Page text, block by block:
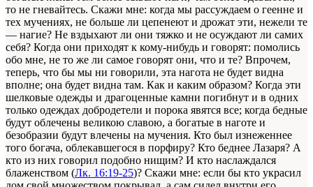
то не гневайтесь. Скажи мне: когда мы рассуждаем о геенне и
тех мучениях, не больше ли цепенеют и дрожат эти, нежели те
— нагие? Не вздыхают ли они тяжко и не осуждают ли самих
себя? Когда они приходят к кому-нибудь и говорят: помолись
обо мне, не то же ли самое говорят они, что и те? Впрочем,
теперь, что бы мы ни говорили, эта нагота не будет видна
вполне; она будет видна там. Как и каким образом? Когда эти
шелко­вые одежды и драгоценные камни погибнут и в одних
только одеждах добродетели и порока явятся все; когда бедные
бу­дут облечены великою славою, а богатые в наготе и
безобра­зии будут влечены на мучения. Кто был изнеженнее
того бо­гача, облекавшегося в порфиру? Кто беднее Лазаря? А
кто из них говорил подобно нищим? И кто наслаждался
блажен­ством (Лк. 16:19-25)? Скажи мне: если бы кто украсил